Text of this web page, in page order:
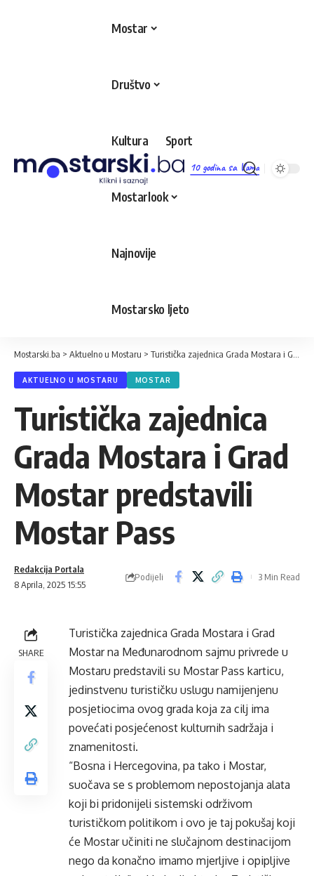
10 godina sa Vama
Mostar
Društvo
Kultura Sport
Mostarlook
Najnovije
Mostarsko ljeto
Mostarski.ba > Aktuelno u Mostaru > Turistička zajednica Grada Mostara i Grad Mostar predstavili Mostar Pass
AKTUELNO U MOSTARU MOSTAR
Turistička zajednica
Grada Mostara i Grad
Mostar predstavili
Mostar Pass
8 Aprila, 2025 15:55
Redakcija Portala
Podijeli 3 Min Read
SHARE
Turistička zajednica Grada Mostara i Grad
Mostar na Međunarodnom sajmu privrede u
Mostaru predstavili su Mostar Pass karticu,
jedinstvenu turističku uslugu namijenjenu
posjetiocima ovog grada koja za cilj ima
povećati posjećenost kulturnih sadržaja i
znamenitosti.
“Bosna i Hercegovina, pa tako i Mostar,
suočava se s problemom nepostojanja alata
koji bi pridonijeli sistemski održivom
turističkom politikom i ovo je taj pokušaj koji
će Mostar učiniti ne slučajnom destinacijom
nego da konačno imamo mjerljive i opipljive